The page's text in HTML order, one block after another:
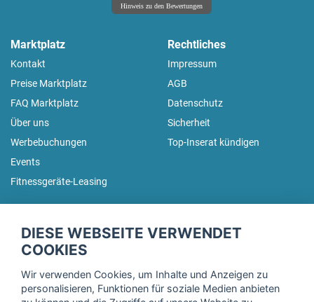
Hinweis zu den Bewertungen
Marktplatz
Kontakt
Preise Marktplatz
FAQ Marktplatz
Über uns
Werbebuchungen
Events
Fitnessgeräte-Leasing
Rechtliches
Impressum
AGB
Datenschutz
Sicherheit
Top-Inserat kündigen
Trage dich hier für unseren Newsletter ein und erhalte regelmäßig
DIESE WEBSEITE VERWENDET
COOKIES
Wir verwenden Cookies, um Inhalte und Anzeigen zu
personalisieren, Funktionen für soziale Medien anbieten